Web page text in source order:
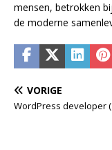
mensen, betrokken
de moderne
VORIGE
WordPress developer